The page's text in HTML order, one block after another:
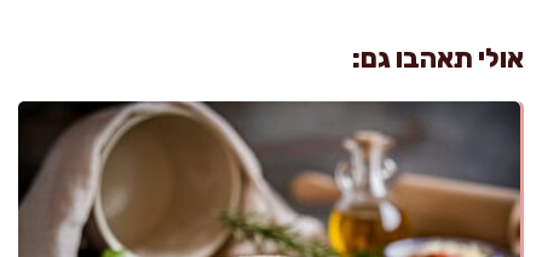
אולי תאהבו גם: